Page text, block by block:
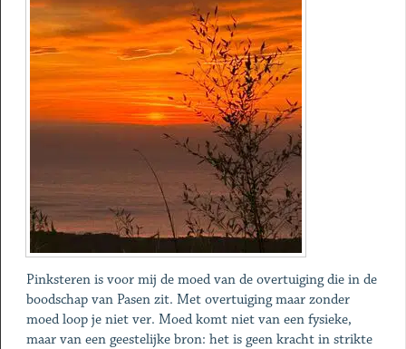
Pinksteren is voor mij de moed van de overtuiging die in de
boodschap van Pasen zit. Met overtuiging maar zonder
moed loop je niet ver. Moed komt niet van een fysieke,
maar van een geestelijke bron: het is geen kracht in strikte